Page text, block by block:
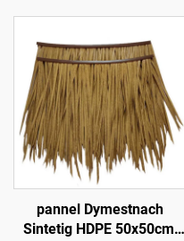
pannel Dymestnach
Sintetig HDPE 50x50cm,